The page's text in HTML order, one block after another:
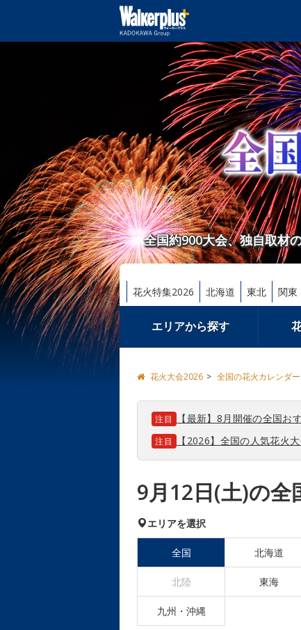
全国約900大会、独自取材
花火特集2026 北海道 東北 関東
エリアから探す
花火大会2026 全国の花火カレンダー
注目 【最新】8月開催の全国お
注目 【2026】全国の人気花火
9月12日(土)の全
エリアを選択
全国 北海道
北陸 東海
九州・沖縄